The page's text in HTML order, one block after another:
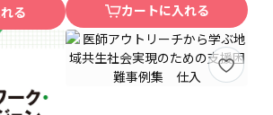
る
カートに入れる